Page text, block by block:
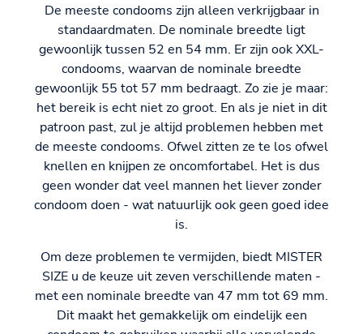
De meeste condooms zijn alleen verkrijgbaar in
standaardmaten. De nominale breedte ligt
gewoonlijk tussen 52 en 54 mm. Er zijn ook XXL-
condooms, waarvan de nominale breedte
gewoonlijk 55 tot 57 mm bedraagt. Zo zie je maar:
het bereik is echt niet zo groot. En als je niet in dit
patroon past, zul je altijd problemen hebben met
de meeste condooms. Ofwel zitten ze te los ofwel
knellen en knijpen ze oncomfortabel. Het is dus
geen wonder dat veel mannen het liever zonder
condoom doen - wat natuurlijk ook geen goed idee
is.
Om deze problemen te vermijden, biedt MISTER
SIZE u de keuze uit zeven verschillende maten -
met een nominale breedte van 47 mm tot 69 mm.
Dit maakt het gemakkelijk om eindelijk een